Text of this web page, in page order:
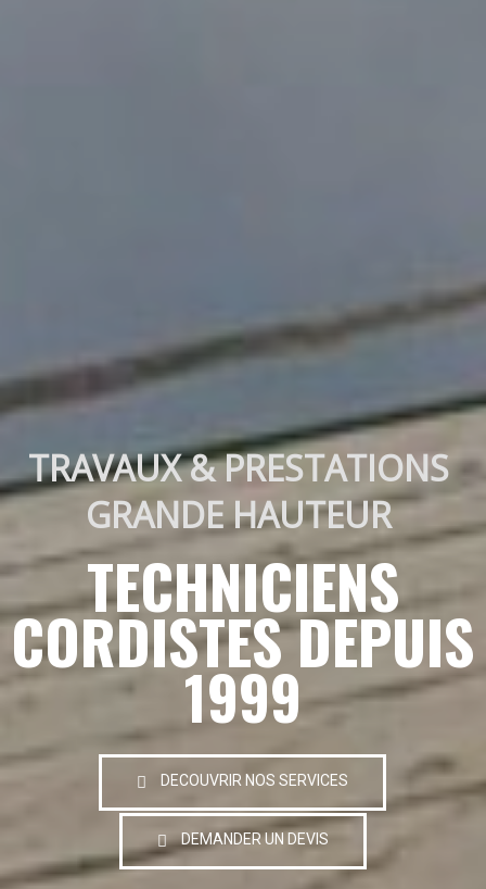
TRAVAUX & PRESTATIONS
GRANDE HAUTEUR
TECHNICIENS
CORDISTES DEPUIS
1999
DECOUVRIR NOS SERVICES
DEMANDER UN DEVIS